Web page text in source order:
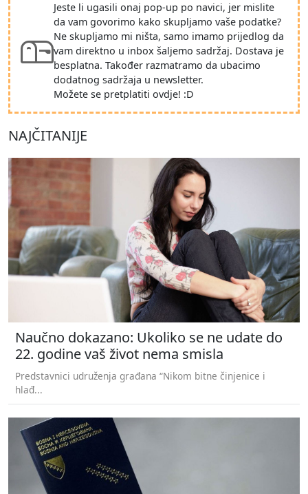
Jeste li ugasili onaj pop-up po navici, jer mislite
da vam govorimo kako skupljamo vaše podatke?
Ne skupljamo mi ništa, samo imamo prijedlog da
vam direktno u inbox šaljemo sadržaj. Dostava je
besplatna. Također razmatramo da ubacimo
dodatnog sadržaja u newsletter.
Možete se pretplatiti ovdje! :D
NAJČITANIJE
Naučno dokazano: Ukoliko se ne udate do
22. godine vaš život nema smisla
Predstavnici udruženja građana “Nikom bitne činjenice i
hlađ...